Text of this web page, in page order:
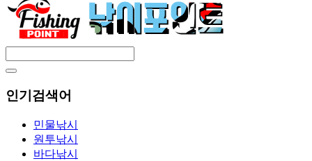
인기검색어
민물낚시
원투낚시
바다낚시